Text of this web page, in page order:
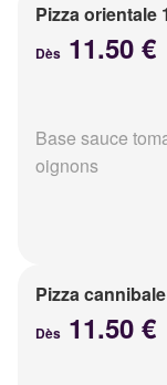
Pizza orientale
Dès 11.50 €
Base sauce
oignons
Pizza
Dès 11.50 €